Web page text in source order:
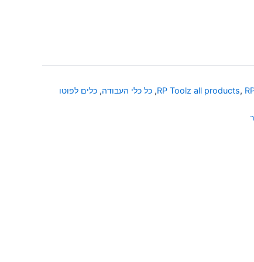
RP Toolz all products,
, כל כלי העבודה, כלים לפוטו